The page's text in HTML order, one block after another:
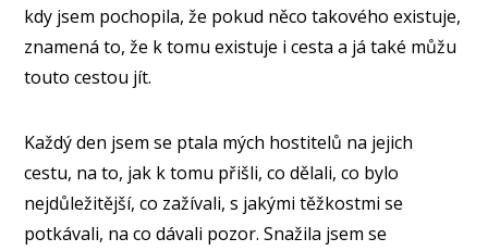
kdy jsem pochopila, že pokud něco takového existuje,
znamená to, že k tomu existuje i cesta a já také můžu
touto cestou jít.
Každý den jsem se ptala mých hostitelů na jejich
cestu, na to, jak k tomu přišli, co dělali, co bylo
nejdůležitější, co zažívali, s jakými těžkostmi se
potkávali, na co dávali pozor. Snažila jsem se